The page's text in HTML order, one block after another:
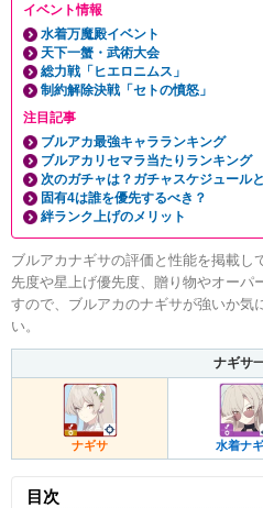
イベント情報
水着万魔殿イベント
天下一蟹・武術大会
総力戦「ヒエロニムス」
制約解除決戦「セトの憤怒」
注目記事
ブルアカ最強キャラランキング
ブルアカリセマラ当たりランキング
次のガチャは？ガチャスケジュール
固有4は誰を優先するべき？
絆ランク上げのメリット
ブルアカナギサの評価と性能を掲載し
先度や星上げ優先度、贈り物やオーパ
すので、ブルアカのナギサが強いか気
い。
ナギサ
ナギサ 水着ナ
目次